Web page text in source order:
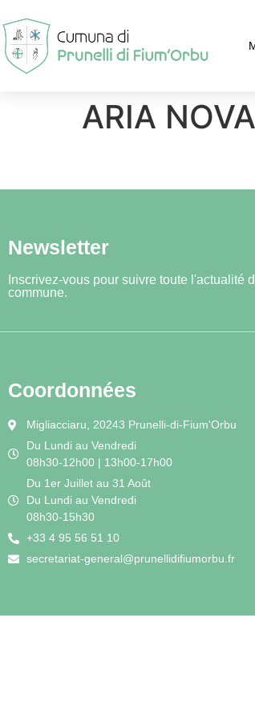
ARIA NOVA
Newsletter
Inscrivez-vous pour suivre toute l'actualité
commune.
Coordonnées
Migliacciaru, 20243 Prunelli-di-Fium'Orbu
Du Lundi au Vendredi
08h30-12h00 | 13h00-17h00
Du 1er Juillet au 31 Août
Du Lundi au Vendredi
08h30-15h30
+33 4 95 56 51 10
secretariat-general@prunellidifiumorbu.fr